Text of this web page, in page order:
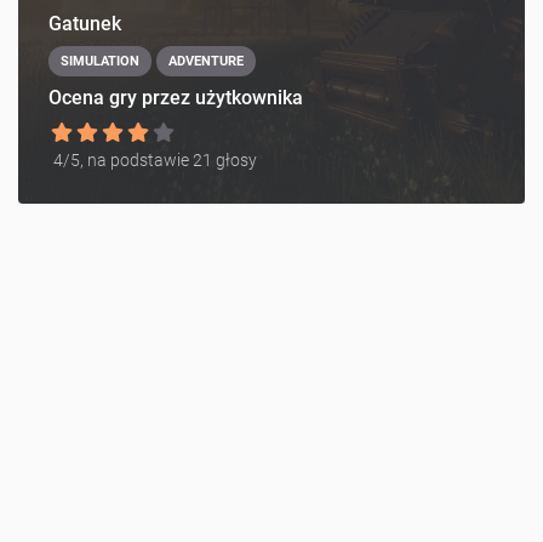
Gatunek
SIMULATION ADVENTURE
Ocena gry przez użytkownika
4/5, na podstawie 21 głosy